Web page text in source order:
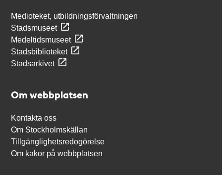
Medioteket, utbildningsförvaltningen
Stadsmuseet
Medeltidsmuseet
Stadsbiblioteket
Stadsarkivet
Om webbplatsen
Kontakta oss
Om Stockholmskällan
Tillgänglighetsredogörelse
Om kakor på webbplatsen